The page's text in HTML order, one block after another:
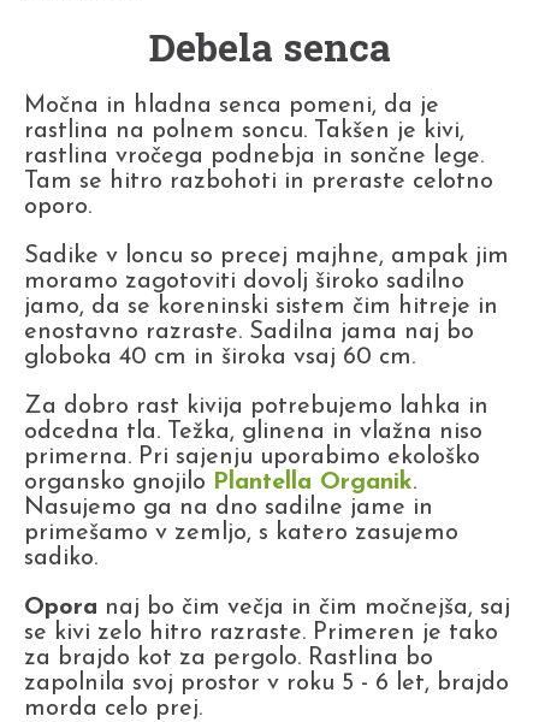
Debela senca
Močna in hladna senca pomeni, da je
rastlina na polnem soncu. Takšen je kivi,
rastlina vročega podnebja in sončne lege.
Tam se hitro razbohoti in preraste celotno
oporo.
Sadike v loncu so precej majhne, ampak jim
moramo zagotoviti dovolj široko sadilno
jamo, da se koreninski sistem čim hitreje in
enostavno razraste. Sadilna jama naj bo
globoka 40 cm in široka vsaj 60 cm.
Za dobro rast kivija potrebujemo lahka in
odcedna tla. Težka, glinena in vlažna niso
primerna. Pri sajenju uporabimo ekološko
organsko gnojilo Plantella Organik.
Nasujemo ga na dno sadilne jame in
primešamo v zemljo, s katero zasujemo
sadiko.
Opora naj bo čim večja in čim močnejša, saj
se kivi zelo hitro razraste. Primeren je tako
za brajdo kot za pergolo. Rastlina bo
zapolnila svoj prostor v roku 5 - 6 let, brajdo
morda celo prej.